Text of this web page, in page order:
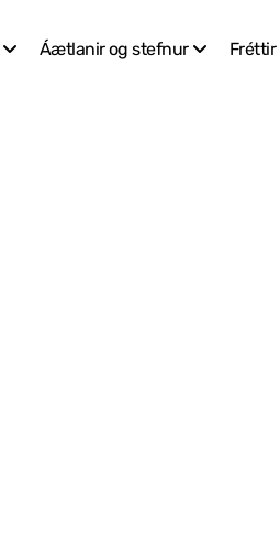
Áætlanir og stefnur Fréttir